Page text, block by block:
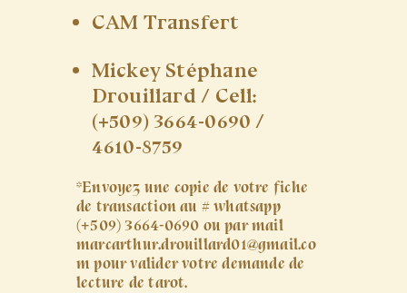
CAM Transfert
Mickey Stéphane
Drouillard / Cell:
(+509) 3664-0690 /
4610-8759
*Envoyez une copie de votre fiche
de transaction au # whatsapp
(+509) 3664-0690 ou par mail
marcarthur.drouillard01@gmail.co
m pour valider votre demande de
lecture de tarot.